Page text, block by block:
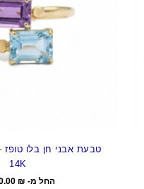
טבעת אבני חן בלו
14K
החל מ- ₪